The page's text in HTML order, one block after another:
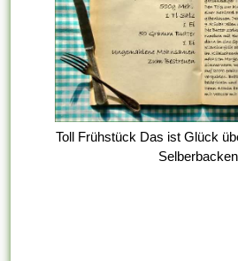
Toll Frühstück Das ist Glück
Selberbacken